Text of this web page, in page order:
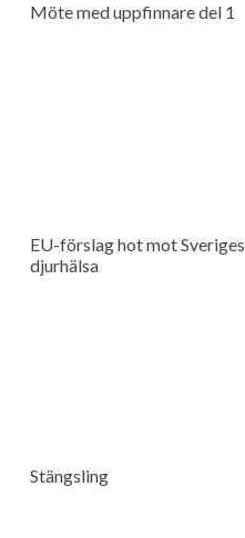
Möte med uppfinnare del 1
EU-förslag hot mot Sveriges
djurhälsa
Stängsling